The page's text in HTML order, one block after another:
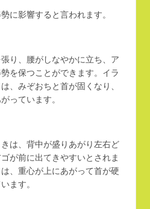
に影響すると言われます。
り、腰がしなやかに立ち、ア
を保つことができます。イラ
、みぞおちと首が固くなり、
っています。
は、背中が盛りあがり左右ど
が前に出てきやすいとされま
、重心が上にあがって首が硬
ます。